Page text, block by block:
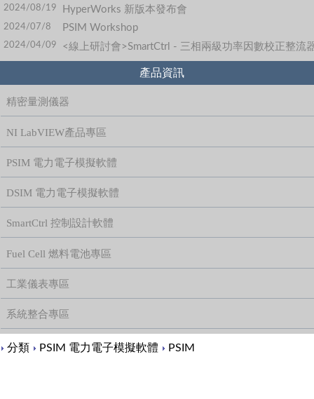
2024/08/19 HyperWorks 新版本發布會
2024/07/8 PSIM Workshop
2024/04/09 <線上研討會>SmartCtrl - 三相兩級功率因數校正整流
產品資訊
精密量測儀器
NI LabVIEW產品專區
PSIM 電力電子模擬軟體
DSIM 電力電子模擬軟體
SmartCtrl 控制設計軟體
Fuel Cell 燃料電池專區
工業儀表專區
系統整合專區
Content
分類 PSIM 電力電子模擬軟體 PSIM